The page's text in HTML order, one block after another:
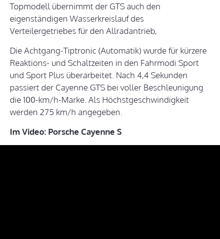
Topmodell übernimmt der GTS auch den
eigenständigen Wasserkreislauf des
Verteilergetriebes für den Allradantrieb,
Die Achtgang-Tiptronic (Automatik) wurde für kürzere
Reaktions- und Schaltzeiten in den Fahrmodi Sport
und Sport Plus überarbeitet. Nach 4,4 Sekunden
passiert der Cayenne GTS bei voller Beschleunigung
die 100-km/h-Marke. Als Höchstgeschwindigkeit
werden 275 km/h angegeben.
Im Video: Porsche Cayenne S